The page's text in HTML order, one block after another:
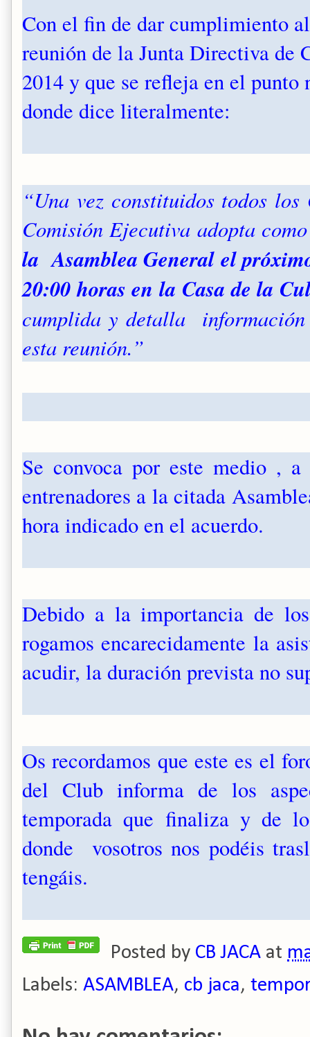
Con el fin de dar cumplimiento
reunión de la Junta Directiva de
2014 y que se refleja en el
donde dice literalmente:
“Una vez constituidos todos
Comisión Ejecutiva adopta
la Asamblea General el
20:00 horas en la Casa de la
cumplida y detalla información
esta reunión.”
Se convoca por este medio ,
entrenadores a la citada
hora indicado en el acuerdo.
Debido a la importancia de
rogamos encarecidamente la
acudir, la duración prevista no
Os recordamos que este es el
del Club informa de los
temporada que finaliza y de
donde vosotros nos podéis
tengáis.
Posted by CB JACA at
Labels: ASAMBLEA, cb jaca,